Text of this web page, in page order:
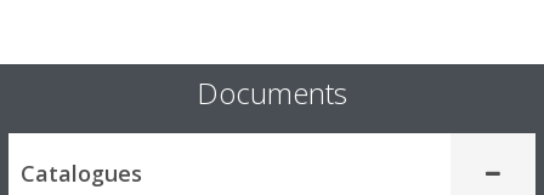
Documents
Catalogues